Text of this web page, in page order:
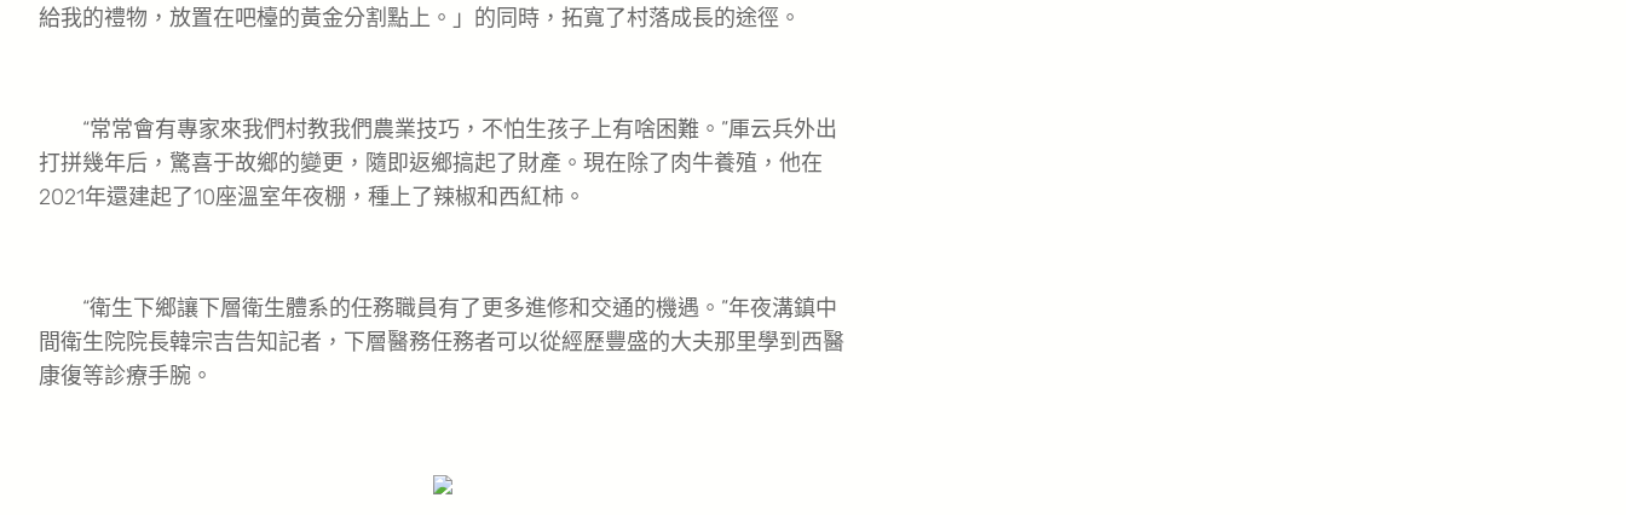
給我的禮物，放置在吧檯的黃金分割點上。」的同時，拓寬了村落成長的途徑。
“常常會有專家來我們村教我們農業技巧，不怕生孩子上有啥困難。”厙云兵外出
打拼幾年后，驚喜于故鄉的變更，隨即返鄉搞起了財產。現在除了肉牛養殖，他在
2021年還建起了10座溫室年夜棚，種上了辣椒和西紅柿。
“衛生下鄉讓下層衛生體系的任務職員有了更多進修和交通的機遇。”年夜溝鎮中
間衛生院院長韓宗吉告知記者，下層醫務任務者可以從經歷豐盛的大夫那里學到西醫
康復等診療手腕。